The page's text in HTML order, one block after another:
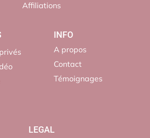
Affiliations
INFO
A propos
Contact
Témoignages
LEGAL